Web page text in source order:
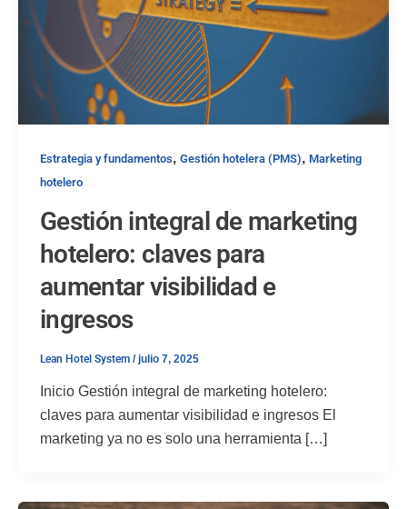
Estrategia y fundamentos, Gestión hotelera (PMS), Marketing
hotelero
Gestión integral de marketing
hotelero: claves para
aumentar visibilidad e
ingresos
Lean Hotel System /julio 7, 2025
Inicio Gestión integral de marketing hotelero:
claves para aumentar visibilidad e ingresos El
marketing ya no es solo una herramienta […]